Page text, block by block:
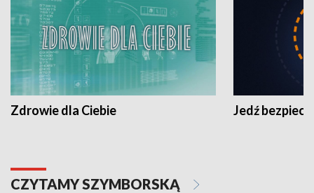
Zdrowie dla Ciebie Jedź
CZYTAMY SZYMBORSKĄ